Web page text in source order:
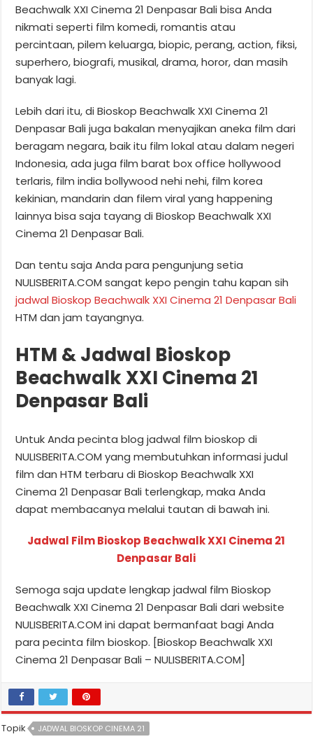
Beachwalk XXI Cinema 21 Denpasar Bali bisa Anda
nikmati seperti film komedi, romantis atau
percintaan, pilem keluarga, biopic, perang, action, fiksi,
superhero, biografi, musikal, drama, horor, dan masih
banyak lagi.
Lebih dari itu, di Bioskop Beachwalk XXI Cinema 21
Denpasar Bali juga bakalan menyajikan aneka film dari
beragam negara, baik itu film lokal atau dalam negeri
Indonesia, ada juga film barat box office hollywood
terlaris, film india bollywood nehi nehi, film korea
kekinian, mandarin dan filem viral yang happening
lainnya bisa saja tayang di Bioskop Beachwalk XXI
Cinema 21 Denpasar Bali.
Dan tentu saja Anda para pengunjung setia
NULISBERITA.COM sangat kepo pengin tahu kapan sih
jadwal Bioskop Beachwalk XXI Cinema 21 Denpasar Bali
HTM dan jam tayangnya.
HTM & Jadwal Bioskop
Beachwalk XXI Cinema 21
Denpasar Bali
Untuk Anda pecinta blog jadwal film bioskop di
NULISBERITA.COM yang membutuhkan informasi judul
film dan HTM terbaru di Bioskop Beachwalk XXI
Cinema 21 Denpasar Bali terlengkap, maka Anda
dapat membacanya melalui tautan di bawah ini.
Jadwal Film Bioskop Beachwalk XXI Cinema 21
Denpasar Bali
Semoga saja update lengkap jadwal film Bioskop
Beachwalk XXI Cinema 21 Denpasar Bali dari website
NULISBERITA.COM ini dapat bermanfaat bagi Anda
para pecinta film bioskop. [Bioskop Beachwalk XXI
Cinema 21 Denpasar Bali – NULISBERITA.COM]
Topik JADWAL BIOSKOP CINEMA 21